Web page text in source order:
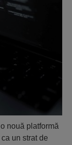
nouă platformă
un strat de